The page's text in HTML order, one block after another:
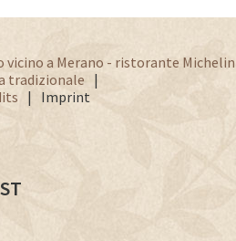
vicino a Merano - ristorante Michelin
tradizionale
Imprint